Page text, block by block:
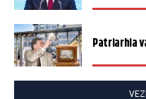
Patriarhia